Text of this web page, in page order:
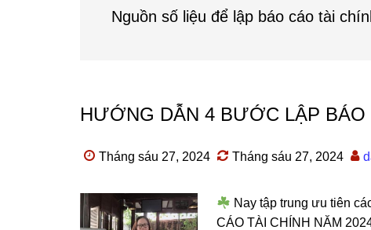
Nguồn số liệu để lập báo cáo tài
HƯỚNG DẪN 4 BƯỚC LẬP
Tháng sáu 27, 2024 Tháng sáu 27, 2024
Nay tập trung ưu tiên
CÁO TÀI CHÍNH NĂM